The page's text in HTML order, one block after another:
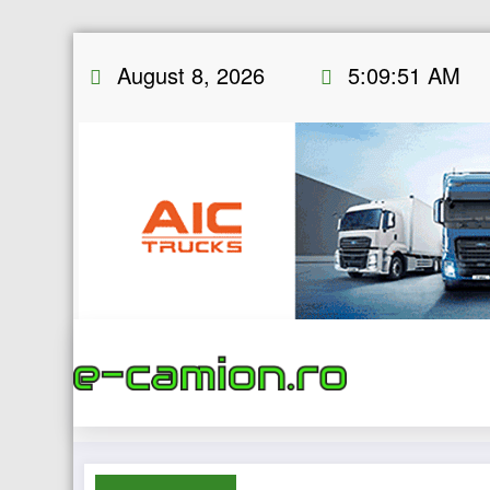
August 8, 2026 5:09:52 AM